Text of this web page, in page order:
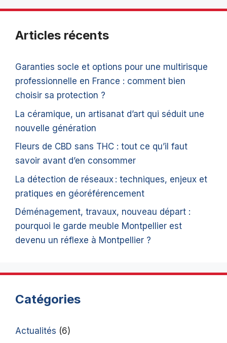
Articles récents
Garanties socle et options pour une multirisque
professionnelle en France : comment bien
choisir sa protection ?
La céramique, un artisanat d’art qui séduit une
nouvelle génération
Fleurs de CBD sans THC : tout ce qu’il faut
savoir avant d’en consommer
La détection de réseaux : techniques, enjeux et
pratiques en géoréférencement
Déménagement, travaux, nouveau départ :
pourquoi le garde meuble Montpellier est
devenu un réflexe à Montpellier ?
Catégories
Actualités (6)